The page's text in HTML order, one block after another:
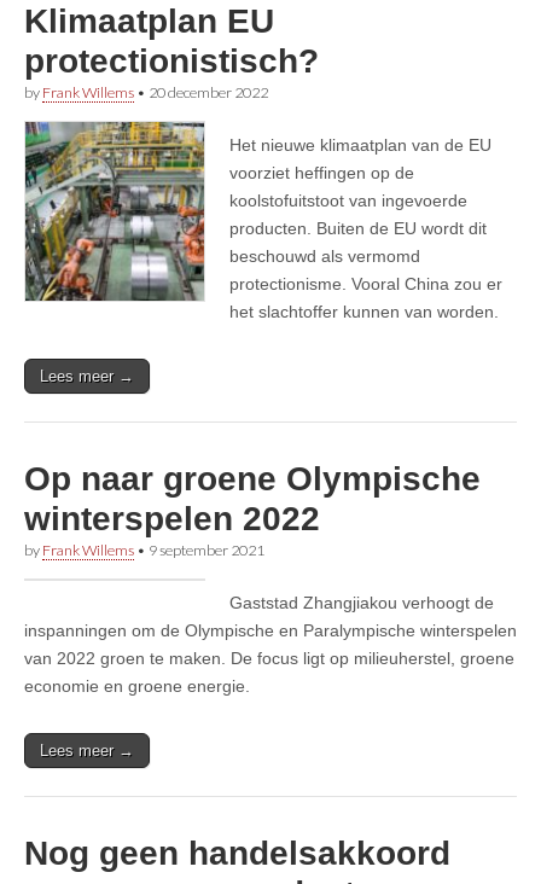
Klimaatplan EU
protectionistisch?
by Frank Willems • 20 december 2022
Het nieuwe klimaatplan van de EU
voorziet heffingen op de
koolstofuitstoot van ingevoerde
producten. Buiten de EU wordt dit
beschouwd als vermomd
protectionisme. Vooral China zou er
het slachtoffer kunnen van worden.
Lees meer →
Op naar groene Olympische
winterspelen 2022
by Frank Willems • 9 september 2021
Gaststad Zhangjiakou verhoogt de
inspanningen om de Olympische en Paralympische winterspelen
van 2022 groen te maken. De focus ligt op milieuherstel, groene
economie en groene energie.
Lees meer →
Nog geen handelsakkoord